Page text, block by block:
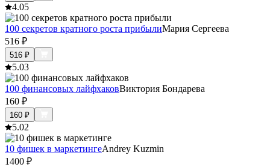
4.05
100 секретов кратного роста прибылиМария Сергеева
516 ₽
516 ₽
5.03
100 финансовых лайфхаковВиктория Бондарева
160 ₽
160 ₽
5.02
10 фишек в маркетингеAndrey Kuzmin
1400 ₽